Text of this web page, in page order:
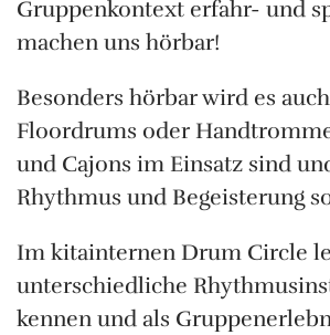
Gruppenkontext erfahr- und
machen uns hörbar!
Besonders hörbar wird es
Floordrums oder
und Cajons im Einsatz sind
Rhythmus und Begeisterung
Im kitainternen Drum Circle
unterschiedliche
kennen und als